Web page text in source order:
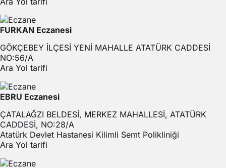
FURKAN Eczanesi
GÖKÇEBEY İLÇESİ YENİ MAHALLE ATATÜRK CADDESİ
NO:56/A
Ara Yol tarifi
EBRU Eczanesi
ÇATALAĞZI BELDESİ, MERKEZ MAHALLESİ, ATATÜRK
CADDESİ, NO:28/A
Atatürk Devlet Hastanesi Kilimli Semt Polikliniği
Ara Yol tarifi